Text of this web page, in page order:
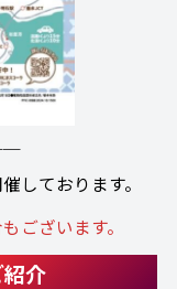
しております。
ございます。
介